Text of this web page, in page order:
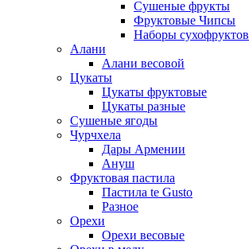
Сушеные фрукты
Фруктовые Чипсы
Наборы сухофруктов
Алани
Алани весовой
Цукаты
Цукаты фруктовые
Цукаты разные
Сушеные ягоды
Чурчхела
Дары Армении
Ануш
Фруктовая пастила
Пастила te Gusto
Разное
Орехи
Орехи весовые